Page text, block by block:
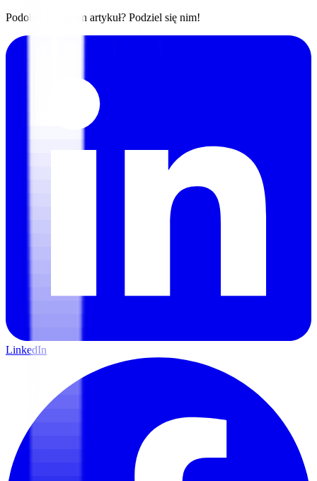
Podobał Ci się ten artykuł? Podziel się nim!
LinkedIn